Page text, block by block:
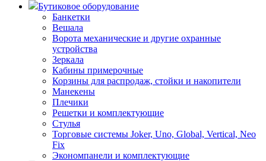
Бутиковое оборудование
Банкетки
Вешала
Ворота механические и другие охранные
устройства
Зеркала
Кабины примерочные
Корзины для распродаж, стойки и накопители
Манекены
Плечики
Решетки и комплектующие
Стулья
Торговые системы Joker, Uno, Global, Vertical, Neo
Fix
Экономпанели и комплектующие